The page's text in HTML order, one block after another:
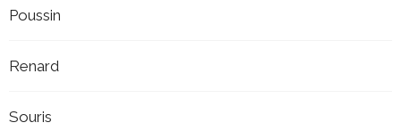
Poussin
Renard
Souris